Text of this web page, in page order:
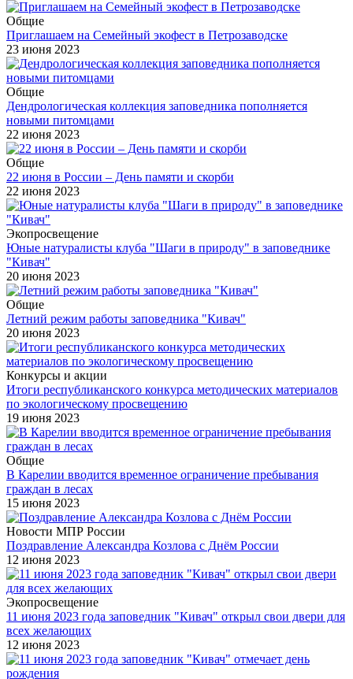
Общие
Приглашаем на Семейный экофест в Петрозаводске
23 июня 2023
Общие
Дендрологическая коллекция заповедника пополняется
новыми питомцами
22 июня 2023
Общие
22 июня в России – День памяти и скорби
22 июня 2023
Экопросвещение
Юные натуралисты клуба "Шаги в природу" в заповеднике
"Кивач"
20 июня 2023
Общие
Летний режим работы заповедника "Кивач"
20 июня 2023
Конкурсы и акции
Итоги республиканского конкурса методических материалов
по экологическому просвещению
19 июня 2023
Общие
В Карелии вводится временное ограничение пребывания
граждан в лесах
15 июня 2023
Новости МПР России
Поздравление Александра Козлова с Днём России
12 июня 2023
Экопросвещение
11 июня 2023 года заповедник "Кивач" открыл свои двери для
всех желающих
12 июня 2023